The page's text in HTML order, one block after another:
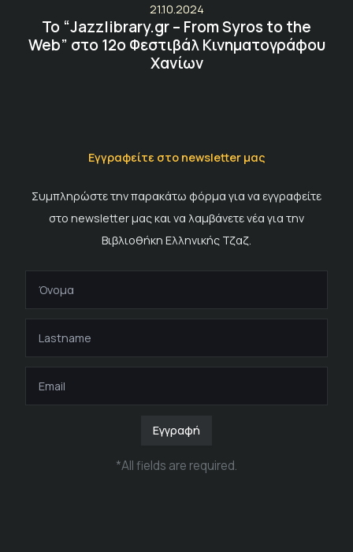
21.10.2024
Το “Jazzlibrary.gr – From Syros to the
Web” στο 12ο Φεστιβάλ Κινηματογράφου
Χανίων
Εγγραφείτε στο newsletter μας
Συμπληρώστε την παρακάτω φόρμα για να εγγραφείτε
στο newsletter μας και να λαμβάνετε νέα για την
Βιβλιοθήκη Ελληνικής Τζαζ.
Εγγραφή
*All fields are required.